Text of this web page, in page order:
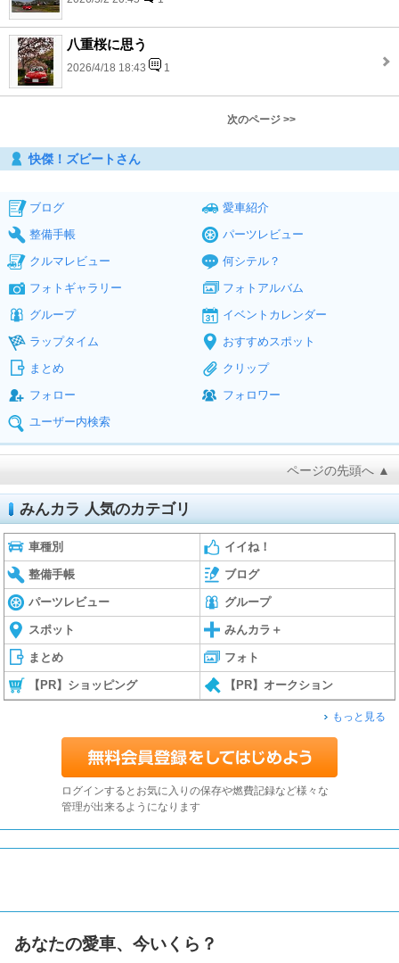
八重桜に思う
2026/4/18 18:43 1
次のページ >>
快傑！ズビートさん
ブログ
愛車紹介
整備手帳
パーツレビュー
クルマレビュー
何シテル？
フォトギャラリー
フォトアルバム
グループ
イベントカレンダー
ラップタイム
おすすめスポット
まとめ
クリップ
フォロー
フォロワー
ユーザー内検索
ページの先頭へ ▲
みんカラ 人気のカテゴリ
車種別 イイね！
整備手帳 ブログ
パーツレビュー グループ
スポット みんカラ＋
まとめ フォト
【PR】ショッピング 【PR】オークション
もっと見る
ログインするとお気に入りの保存や燃費記録など様々な
管理が出来るようになります
あなたの愛車、今いくら？